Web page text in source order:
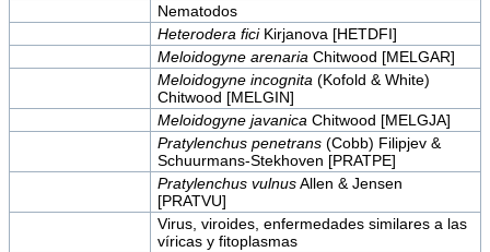
Nematodos
Heterodera ficiKirjanova [HETDFI]
Meloidogyne arenaria Chitwood [MELGAR]
Meloidogyne incognita (Kofold & White)
Chitwood [MELGIN]
Meloidogyne javanica Chitwood [MELGJA]
Pratylenchus penetrans(Cobb) Filipjev &
Schuurmans-Stekhoven [PRATPE]
Pratylenchus vulnusAllen & Jensen
[PRATVU]
Virus, viroides, enfermedades similares a las
víricas y fitoplasmas